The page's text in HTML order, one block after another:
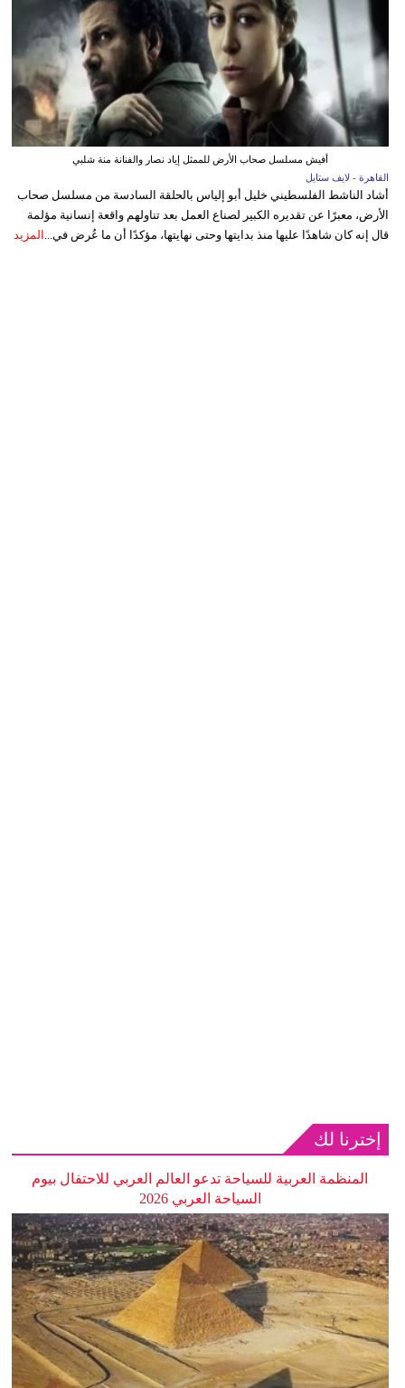
أفيش مسلسل صحاب الأرض للممثل إياد نصار والفنانة منة شلبي
القاهرة - لايف ستايل
أشاد الناشط الفلسطيني خليل أبو إلياس بالحلقة السادسة من مسلسل صحاب
الأرض، معبرًا عن تقديره الكبير لصناع العمل بعد تناولهم واقعة إنسانية مؤلمة
قال إنه كان شاهدًا عليها منذ بدايتها وحتى نهايتها، مؤكدًا أن ما عُرض في... المزيد
إخترنا لك
المنظمة العربية للسياحة تدعو العالم العربي للاحتفال بيوم
السياحة العربي 2026